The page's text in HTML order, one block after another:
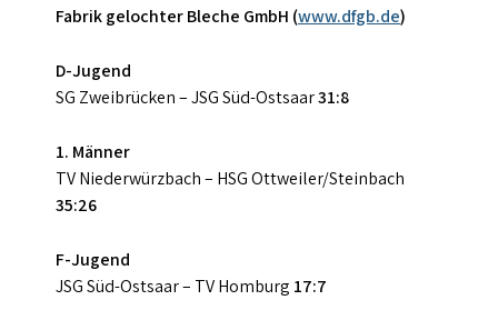
Fabrik gelochter Bleche GmbH (www.dfgb.de)
D-Jugend
SG Zweibrücken – JSG Süd-Ostsaar31:8
1. Männer
TV Niederwürzbach – HSG Ottweiler/Steinbach
35:26
F-Jugend
JSG Süd-Ostsaar – TV Homburg 17:7